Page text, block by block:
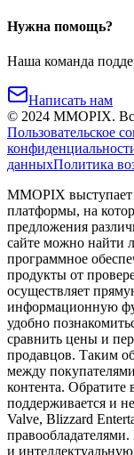
Нужна помощь?
Наша команда
Написать нам
© 2024 MMOPIX.
Пользовательское
данныхПолитика
MMOPIX выступает
платформы, на
предложения
сайте можно найти
программное
продукты от
осуществляет
информационную
удобно
сравнить цены и
продавцов. Таким
между
контента.
поддерживается и
Valve, Blizzard
и